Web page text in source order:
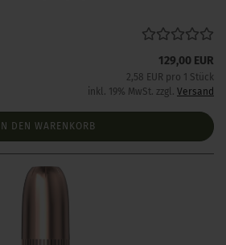
129,00 EUR
2,58 EUR pro 1 Stück
inkl. 19% MwSt. zzgl. Versand
IN DEN WARENKORB